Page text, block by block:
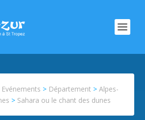
Evénements > Département >Alpes-
> Sahara ou le chant des dunes